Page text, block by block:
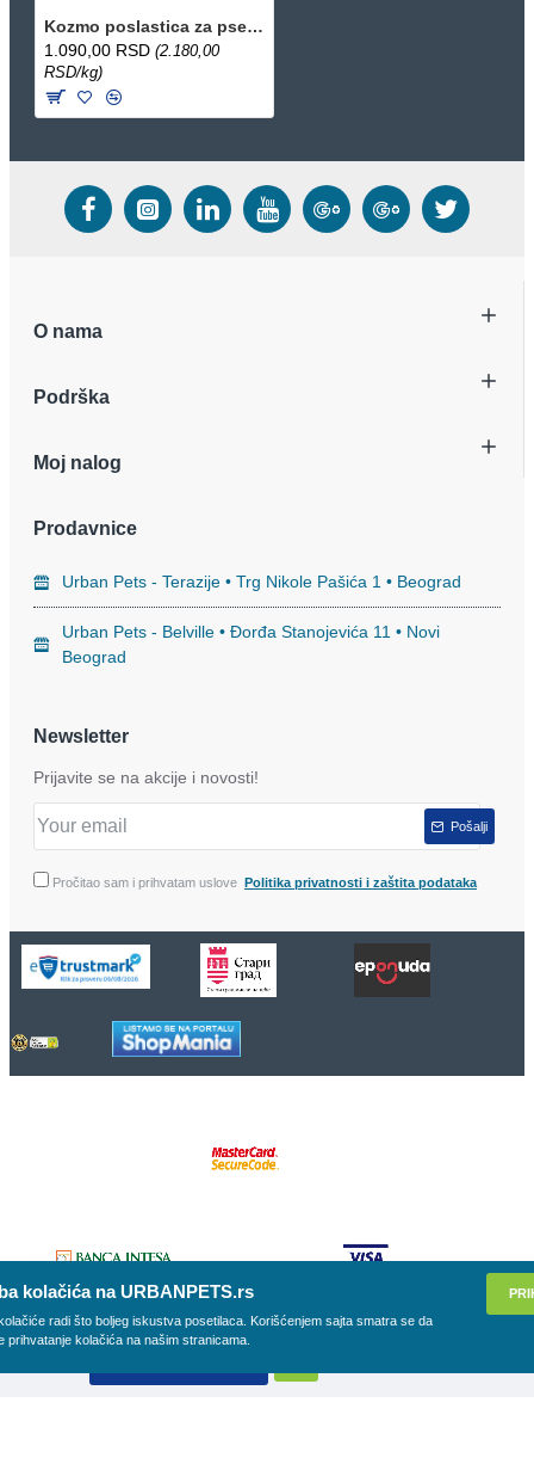
DODAJ U KORPU
Kozmo poslastica za pse - File pačetina i bakalar 500g
1.090,00 RSD (2.180,00
RSD/kg)
O nama
Podrška
Moj nalog
Prodavnice
Urban Pets - Terazije • Trg Nikole Pašića 1 • Beograd
Urban Pets - Belville • Đorđa Stanojevića 11 • Novi
Beograd
Newsletter
Prijavite se na akcije i novosti!
Pošalji
Pročitao sam i prihvatam uslove Politika privatnosti i zaštita podataka
kolačića na URBANPETS.rs
radi što boljeg iskustva posetilaca. Korišćenjem sajta smatra se da
prihvatanje kolačića na našim stranicama.